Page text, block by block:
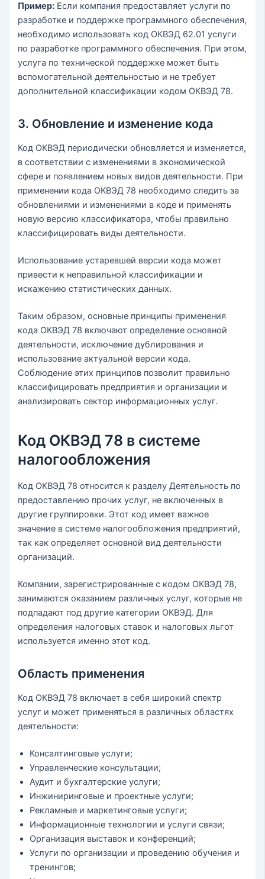
Пример: Если компания предоставляет услуги по
разработке и поддержке программного обеспечения,
необходимо использовать код ОКВЭД 62.01 услуги
по разработке программного обеспечения. При этом,
услуга по технической поддержке может быть
вспомогательной деятельностью и не требует
дополнительной классификации кодом ОКВЭД 78.
3. Обновление и изменение кода
Код ОКВЭД периодически обновляется и изменяется,
в соответствии с изменениями в экономической
сфере и появлением новых видов деятельности. При
применении кода ОКВЭД 78 необходимо следить за
обновлениями и изменениями в коде и применять
новую версию классификатора, чтобы правильно
классифицировать виды деятельности.
Использование устаревшей версии кода может
привести к неправильной классификации и
искажению статистических данных.
Таким образом, основные принципы применения
кода ОКВЭД 78 включают определение основной
деятельности, исключение дублирования и
использование актуальной версии кода.
Соблюдение этих принципов позволит правильно
классифицировать предприятия и организации и
анализировать сектор информационных услуг.
Код ОКВЭД 78 в системе
налогообложения
Код ОКВЭД 78 относится к разделу Деятельность по
предоставлению прочих услуг, не включенных в
другие группировки. Этот код имеет важное
значение в системе налогообложения предприятий,
так как определяет основной вид деятельности
организаций.
Компании, зарегистрированные с кодом ОКВЭД 78,
занимаются оказанием различных услуг, которые не
подпадают под другие категории ОКВЭД. Для
определения налоговых ставок и налоговых льгот
используется именно этот код.
Область применения
Код ОКВЭД 78 включает в себя широкий спектр
услуг и может применяться в различных областях
деятельности:
Консалтинговые услуги;
Управленческие консультации;
Аудит и бухгалтерские услуги;
Инжиниринговые и проектные услуги;
Рекламные и маркетинговые услуги;
Информационные технологии и услуги связи;
Организация выставок и конференций;
Услуги по организации и проведению обучения и
тренингов;